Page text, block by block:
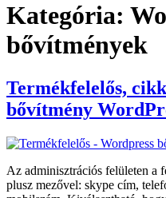
Kategória:
bővítmények
Termékfelelős,
bővítmény
Az adminisztrációs felületen a
plusz mezővel: skype cím,